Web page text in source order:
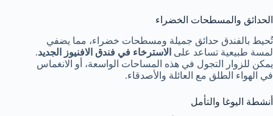
الحدائق والمسطحات الخضراء
تُحيط بالفندق حدائق جميلة ومسطحات خضراء، مما يضفي
لمسة طبيعية تساعد على الاسترخاء في فندق الافنيوز الجديد.
يمكن للزوار التجول في هذه المساحات الواسعة، أو الانغماس
في الهواء الطلق مع العائلة والأصدقاء.
أنشطة اليوغا والتأمل